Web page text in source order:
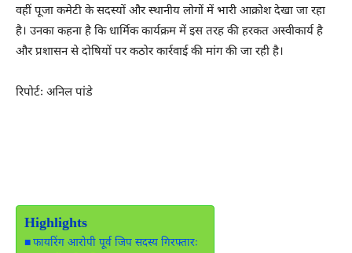
वहीं पूजा कमेटी के सदस्यों और स्थानीय लोगों में भारी आक्रोश देखा जा रहा
है। उनका कहना है कि धार्मिक कार्यक्रम में इस तरह की हरकत अस्वीकार्य है
और प्रशासन से दोषियों पर कठोर कार्रवाई की मांग की जा रही है।
रिपोर्टः अनिल पांडे
Highlights
फायरिंग आरोपी पूर्व जिप सदस्य गिरफ्तारः